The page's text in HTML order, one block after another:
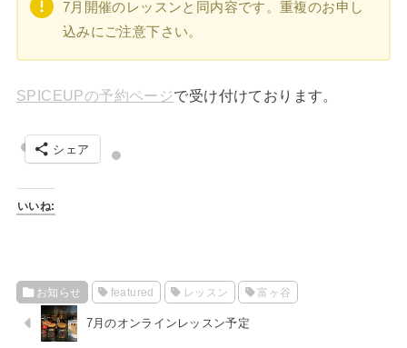
7月開催のレッスンと同内容です。重複のお申し
込みにご注意下さい。
SPICEUPの予約ページで受け付けております。
シェア
いいね:
お知らせ featured レッスン 富ヶ谷
7月のオンラインレッスン予定